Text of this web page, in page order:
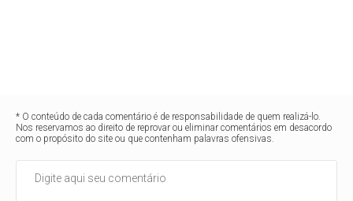
* O conteúdo de cada comentário é de responsabilidade de quem realizá-lo.
Nos reservamos ao direito de reprovar ou eliminar comentários em desacordo
com o propósito do site ou que contenham palavras ofensivas.